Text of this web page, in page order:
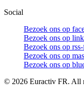
Social
Bezoek ons op
Bezoek ons op
Bezoek ons op
Bezoek ons op
Bezoek ons op
© 2026 Euractiv FR. All